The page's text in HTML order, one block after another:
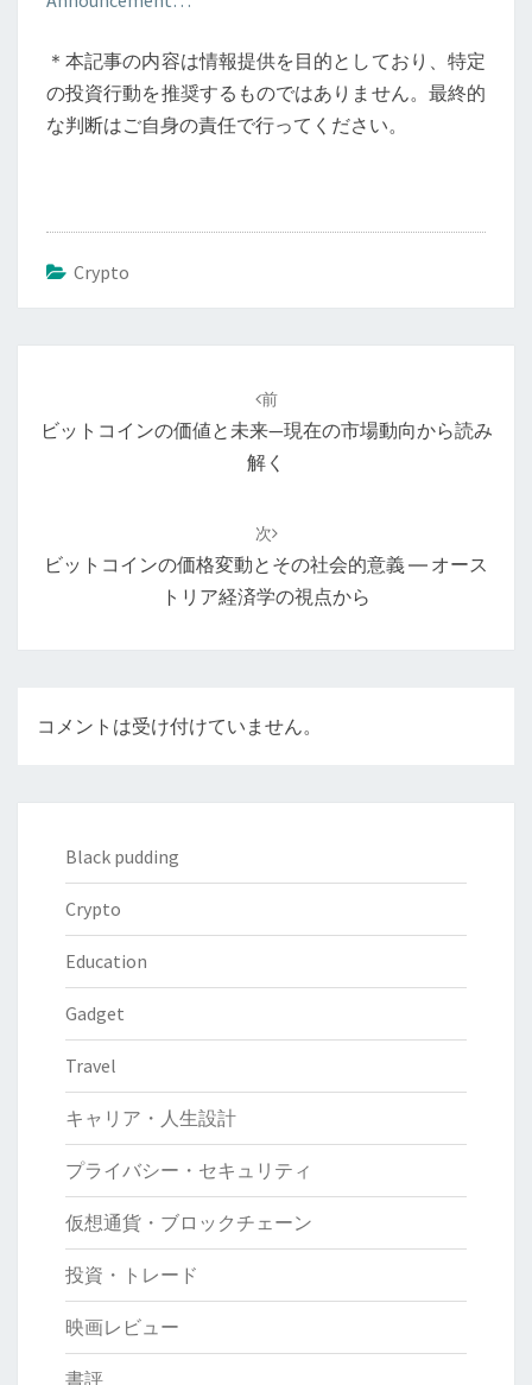
＊本記事の内容は情報提供を目的としており、特定
の投資行動を推奨するものではありません。最終的
な判断はご自身の責任で行ってください。
Crypto
前
ビットコインの価値と未来—現在の市場動向から読み
解く
次
ビットコインの価格変動とその社会的意義 ― オース
トリア経済学の視点から
コメントは受け付けていません。
Black pudding
Crypto
Education
Gadget
Travel
キャリア・人生設計
プライバシー・セキュリティ
仮想通貨・ブロックチェーン
投資・トレード
映画レビュー
書評